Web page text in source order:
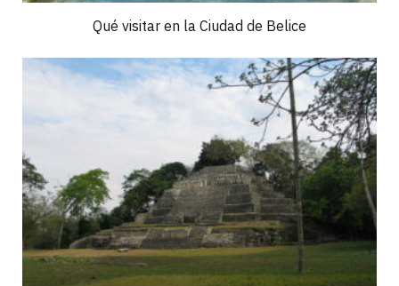
Qué visitar en la Ciudad de Belice